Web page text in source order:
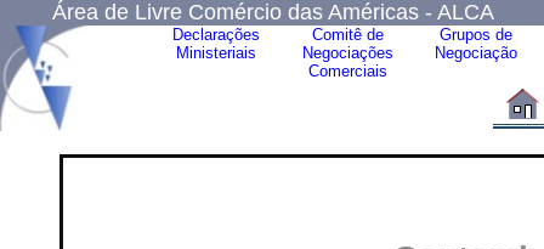
Área de Livre Comércio das Américas - ALCA
Declarações
Ministeriais
Comitê de
Negociações
Comerciais
Grupos de
Negociação